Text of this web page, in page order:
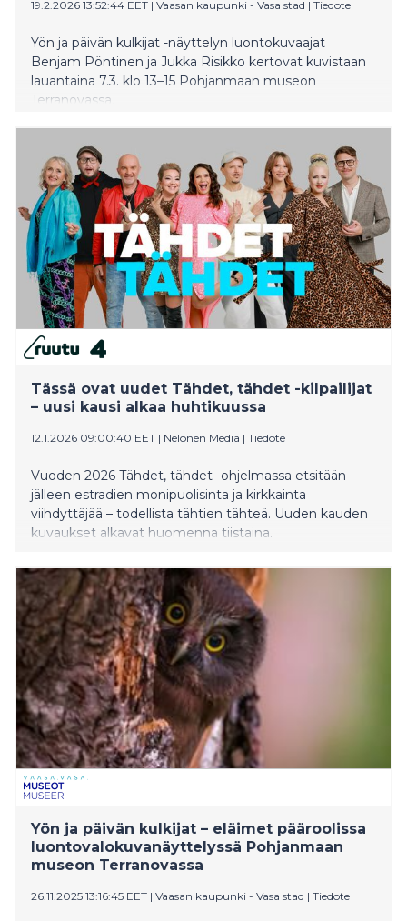
19.2.2026 13:52:44 EET | Vaasan kaupunki - Vasa stad | Tiedote
Yön ja päivän kulkijat -näyttelyn luontokuvaajat
Benjam Pöntinen ja Jukka Risikko kertovat kuvistaan
lauantaina 7.3. klo 13–15 Pohjanmaan museon
Terranovassa.
Tässä ovat uudet Tähdet, tähdet -kilpailijat
– uusi kausi alkaa huhtikuussa
12.1.2026 09:00:40 EET | Nelonen Media | Tiedote
Vuoden 2026 Tähdet, tähdet -ohjelmassa etsitään
jälleen estradien monipuolisinta ja kirkkainta
viihdyttäjää – todellista tähtien tähteä. Uuden kauden
kuvaukset alkavat huomenna tiistaina.
Yön ja päivän kulkijat – eläimet pääroolissa
luontovalokuvanäyttelyssä Pohjanmaan
museon Terranovassa
26.11.2025 13:16:45 EET | Vaasan kaupunki - Vasa stad | Tiedote